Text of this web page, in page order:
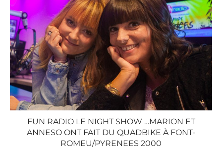
FUN RADIO LE NIGHT SHOW …MARION ET
ANNESO ONT FAIT DU QUADBIKE À FONT-
ROMEU/PYRENEES 2000